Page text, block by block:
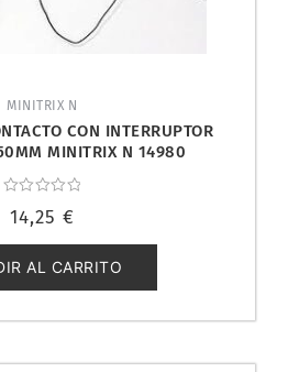
MINITRIX N
CON INTERRUPTOR
MINITRIX N 14980
con
de
5
14,25 €
AL CARRITO